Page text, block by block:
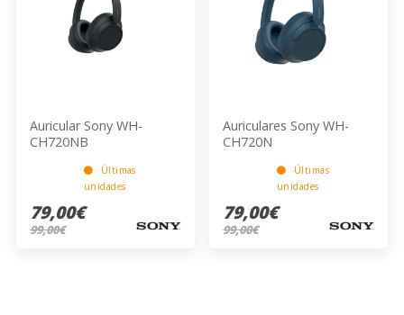
Auricular Sony WH-
CH720NB
Últimas
unidades
79,00€
99,00€
Auriculares Sony WH-
CH720N
Últimas
unidades
79,00€
99,00€